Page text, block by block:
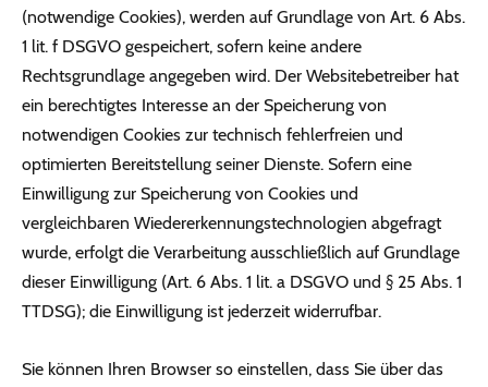
(notwendige Cookies), werden auf Grundlage von Art. 6 Abs.
1 lit. f DSGVO gespeichert, sofern keine andere
Rechtsgrundlage angegeben wird. Der Websitebetreiber hat
ein berechtigtes Interesse an der Speicherung von
notwendigen Cookies zur technisch fehlerfreien und
optimierten Bereitstellung seiner Dienste. Sofern eine
Einwilligung zur Speicherung von Cookies und
vergleichbaren Wiedererkennungstechnologien abgefragt
wurde, erfolgt die Verarbeitung ausschließlich auf Grundlage
dieser Einwilligung (Art. 6 Abs. 1 lit. a DSGVO und § 25 Abs. 1
TTDSG); die Einwilligung ist jederzeit widerrufbar.
Sie können Ihren Browser so einstellen, dass Sie über das